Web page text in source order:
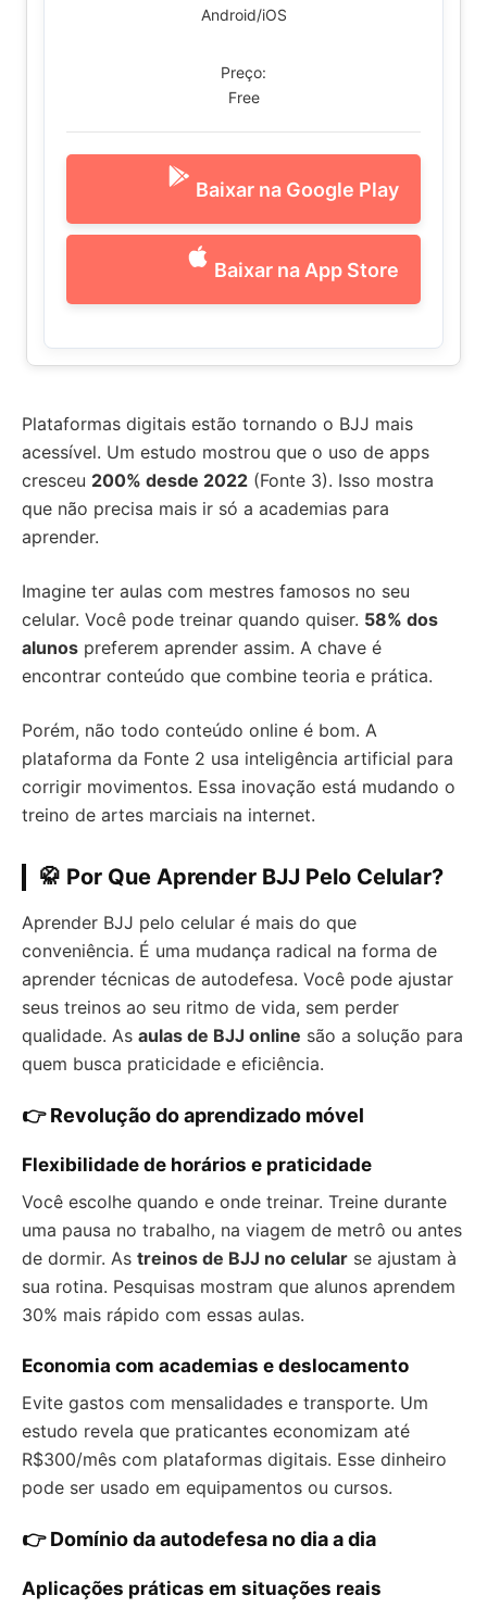
Android/iOS
Preço:
Free
Baixar na Google Play
Baixar na App Store
Plataformas digitais estão tornando o BJJ mais
acessível. Um estudo mostrou que o uso de apps
cresceu 200% desde 2022 (Fonte 3). Isso mostra
que não precisa mais ir só a academias para
aprender.
Imagine ter aulas com mestres famosos no seu
celular. Você pode treinar quando quiser. 58% dos
alunos preferem aprender assim. A chave é
encontrar conteúdo que combine teoria e prática.
Porém, não todo conteúdo online é bom. A
plataforma da Fonte 2 usa inteligência artificial para
corrigir movimentos. Essa inovação está mudando o
treino de artes marciais na internet.
🥋 Por Que Aprender BJJ Pelo Celular?
Aprender BJJ pelo celular é mais do que
conveniência. É uma mudança radical na forma de
aprender técnicas de autodefesa. Você pode ajustar
seus treinos ao seu ritmo de vida, sem perder
qualidade. As aulas de BJJ online são a solução para
quem busca praticidade e eficiência.
👉 Revolução do aprendizado móvel
Flexibilidade de horários e praticidade
Você escolhe quando e onde treinar. Treine durante
uma pausa no trabalho, na viagem de metrô ou antes
de dormir. As treinos de BJJ no celular se ajustam à
sua rotina. Pesquisas mostram que alunos aprendem
30% mais rápido com essas aulas.
Economia com academias e deslocamento
Evite gastos com mensalidades e transporte. Um
estudo revela que praticantes economizam até
R$300/mês com plataformas digitais. Esse dinheiro
pode ser usado em equipamentos ou cursos.
👉 Domínio da autodefesa no dia a dia
Aplicações práticas em situações reais